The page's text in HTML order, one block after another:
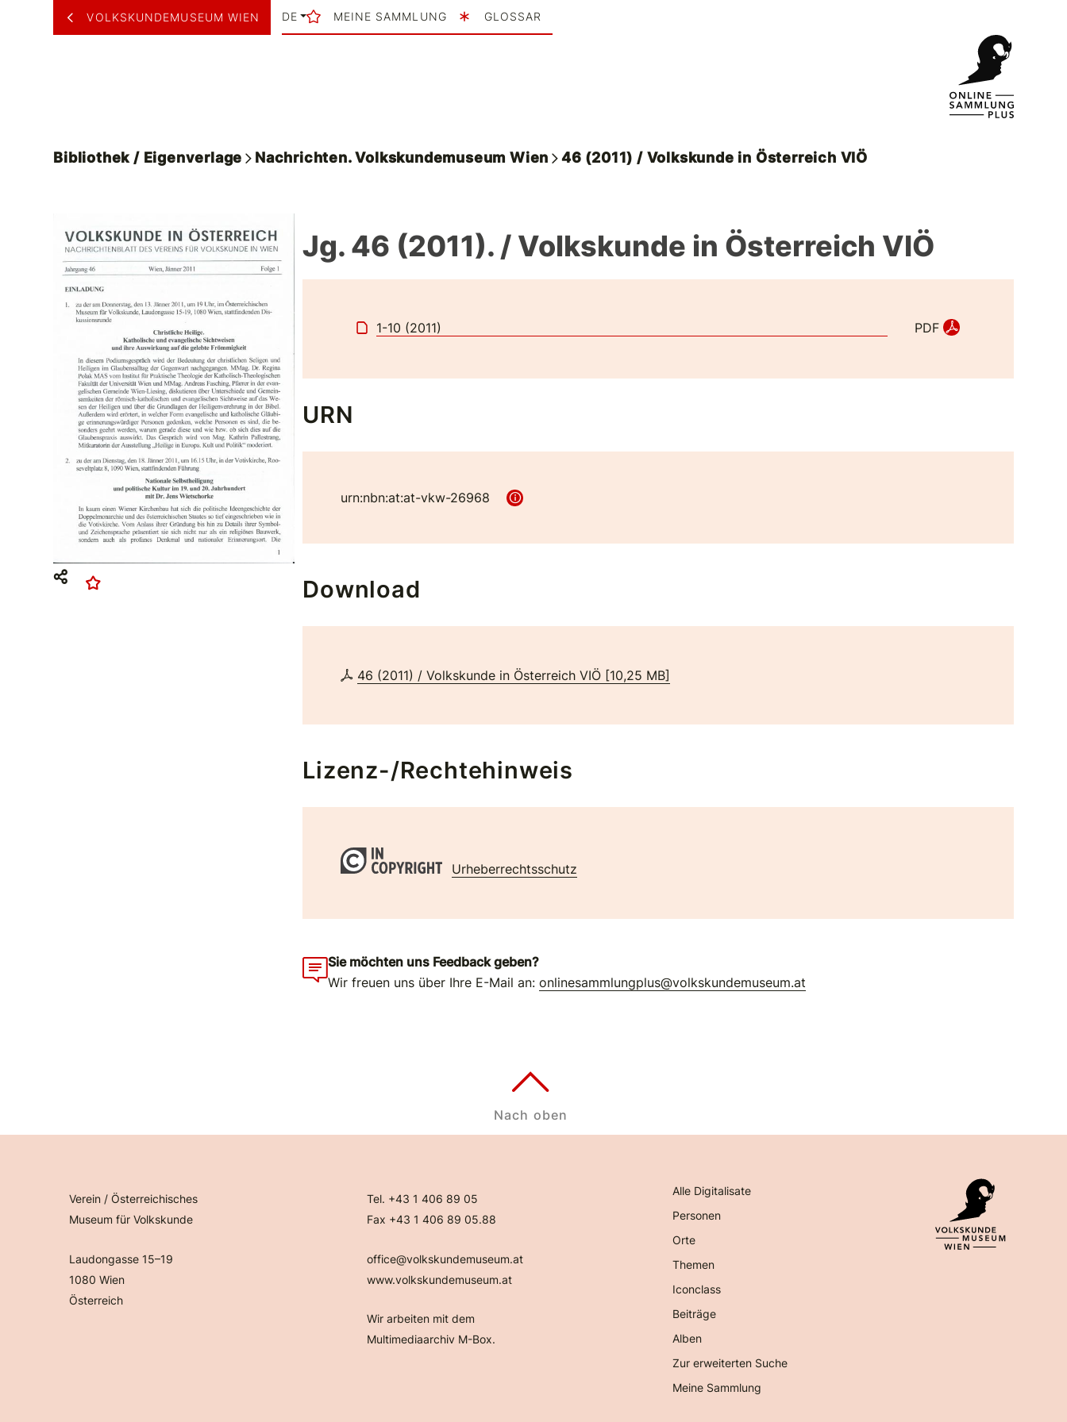
VOLKSKUNDEMUSEUM WIEN DE MEINE SAMMLUNG GLOSSAR
Bibliothek / Eigenverlage Nachrichten. Volkskundemuseum Wien 46 (2011) / Volkskunde in Österreich VIÖ
Jg. 46 (2011). / Volkskunde in Österreich VIÖ
PDF
1-10 (2011)
URN
urn:nbn:at:at-vkw-26968
Download
46 (2011) / Volkskunde in Österreich VIÖ [10,25 MB]
Lizenz-/Rechtehinweis
Urheberrechtsschutz
Sie möchten uns Feedback geben?
Wir freuen uns über Ihre E-Mail an:onlinesammlungplus@volkskundemuseum.at
Verein / Österreichisches
Museum für Volkskunde
Laudongasse 15–19
1080 Wien
Österreich
Tel. +43 1 406 89 05
Fax +43 1 406 89 05.88
office@volkskundemuseum.at
www.volkskundemuseum.at
Wir arbeiten mit dem
Multimediaarchiv M-Box.
Alle Digitalisate
Personen
Orte
Themen
Iconclass
Beiträge
Alben
Zur erweiterten Suche
Meine Sammlung
Nach oben